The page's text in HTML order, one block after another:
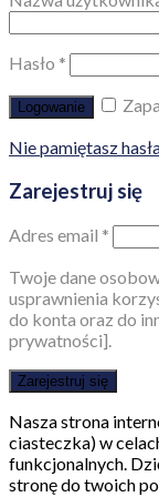
Hasło *
Logowanie
Nie pamiętasz
Zarejestruj się
Adres email *
Twoje dane
usprawnienia
do konta oraz do
prywatności].
Zarejestruj się
Nasza strona
ciasteczka) w
funkcjonalnych.
stronę do twoich